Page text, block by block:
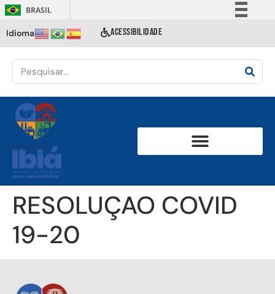
BRASIL
Comunica BR
Acesso à informação
Idioma ACESSIBILIDADE
RESOLUÇAO COVID
19-20